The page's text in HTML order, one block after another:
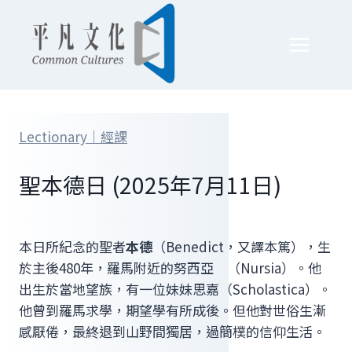
content
Lectionary｜經課
聖本德日 (2025年7月11日)
本日所紀念的聖者本德 （Benedict，又譯本篤），生
於主後480年，羅馬附近的努西亞 （Nursia）。他
出生於當地望族，有一位妹妹思嘉（Scholastica）。
他曾到羅馬求學，期望學有所成後。但他對世俗生漸
感厭倦，最終退到山野間獨居，過簡樸的信仰生活。